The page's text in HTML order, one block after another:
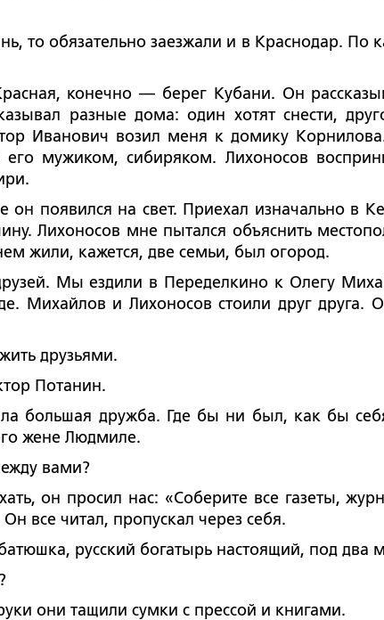
заезжали и в Краснодар. По
конечно — берег Кубани. Он
разные дома: один хотят снести,
Иванович возил меня к домику
его мужиком, сибиряком. Лихоносов
на свет. Приехал изначально в
Лихоносов мне пытался объяснить
жили, кажется, две семьи, был огород.
Мы ездили в Переделкино к Олегу
Михайлов и Лихоносов стоили друг
друзьями.
Потанин.
дружба. Где бы ни был, как бы себя
жене Людмиле.
вами?
просил нас: «Соберите все газеты,
все читал, пропускал через себя.
русский богатырь настоящий, под два
тащили сумки с прессой и книгами.